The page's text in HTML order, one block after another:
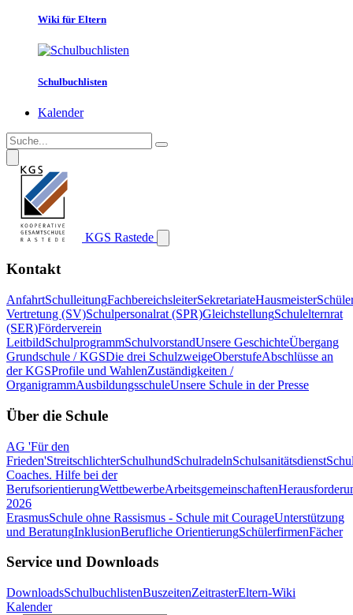
Wiki für Eltern
Schulbuchlisten
Kalender
KGS Rastede
Kontakt
AnfahrtSchulleitungFachbereichsleiterSekretariateHausmeister
Vertretung (SV)Schulpersonalrat (SPR)GleichstellungSchulelternrat
(SER)Förderverein
LeitbildSchulprogrammSchulvorstandUnsere GeschichteÜbergang
Grundschule / KGSDie drei SchulzweigeOberstufeAbschlüsse an
der KGSProfile und WahlenZuständigkeiten /
OrganigrammAusbildungsschuleUnsere Schule in der Presse
Über die Schule
AG 'Für den
Frieden'StreitschlichterSchulhundSchulradelnSchulsanitätsdienst
Coaches. Hilfe bei der
BerufsorientierungWettbewerbeArbeitsgemeinschaften
2026
ErasmusSchule ohne Rassismus - Schule mit CourageUnterstützung
und BeratungInklusionBerufliche OrientierungSchülerfirmenFächer
Service und Downloads
DownloadsSchulbuchlistenBuszeitenZeitrasterEltern-Wiki
Kalender